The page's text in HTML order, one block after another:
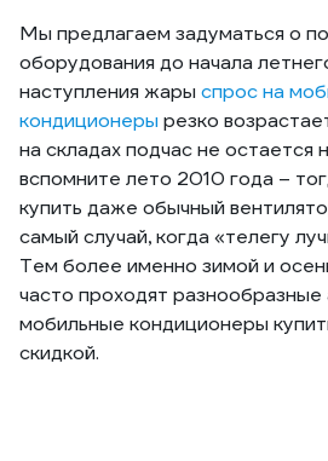
Мы предлагаем задуматься о
оборудования до начала
наступления жары спрос на
кондиционеры резко
на складах подчас не остается
вспомните лето 2010 года –
купить даже обычный
самый случай, когда «телегу
Тем более именно зимой и
часто проходят разнообразные
мобильные кондиционеры
скидкой.